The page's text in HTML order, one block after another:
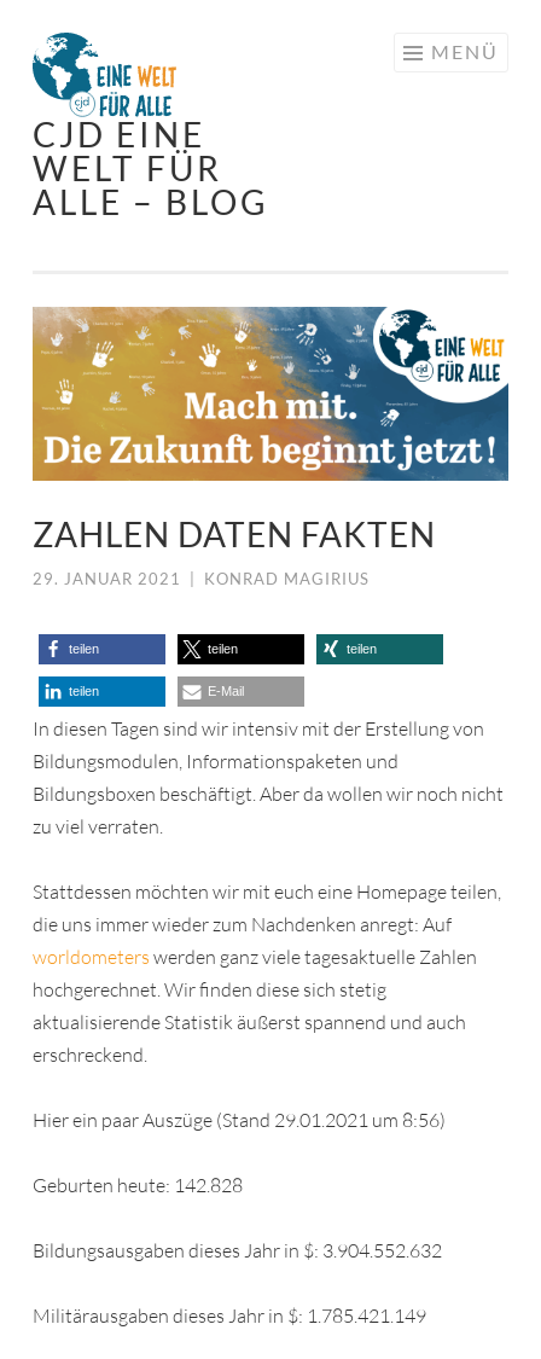
Springe
zum
Inhalt
CJD EINE
WELT FÜR
ALLE – BLOG
MENÜ
ZAHLEN DATEN FAKTEN
29. JANUAR 2021 KONRAD MAGIRIUS
teilen teilen teilen
teilen E-Mail
In diesen Tagen sind wir intensiv mit der Erstellung von
Bildungsmodulen, Informationspaketen und
Bildungsboxen beschäftigt. Aber da wollen wir noch nicht
zu viel verraten.
Stattdessen möchten wir mit euch eine Homepage teilen,
die uns immer wieder zum Nachdenken anregt: Auf
worldometers werden ganz viele tagesaktuelle Zahlen
hochgerechnet. Wir finden diese sich stetig
aktualisierende Statistik äußerst spannend und auch
erschreckend.
Hier ein paar Auszüge (Stand 29.01.2021 um 8:56)
Geburten heute: 142.828
Bildungsausgaben dieses Jahr in $: 3.904.552.632
Militärausgaben dieses Jahr in $: 1.785.421.149